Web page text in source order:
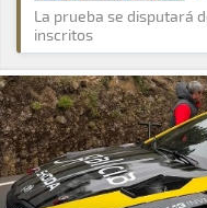
La prueba se disputará
inscritos